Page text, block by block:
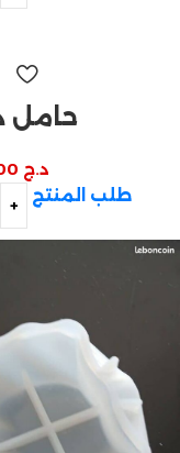
حامل
د.ج
طلب المنتج